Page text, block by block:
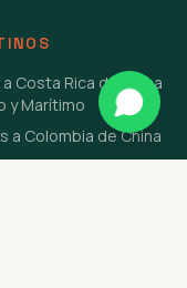
a Costa Rica de China
y Marítimo
a Colombia de China